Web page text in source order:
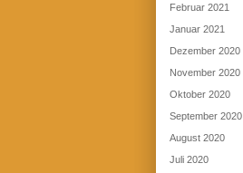
Februar 2021
Januar 2021
Dezember 2020
November 2020
Oktober 2020
September 2020
August 2020
Juli 2020